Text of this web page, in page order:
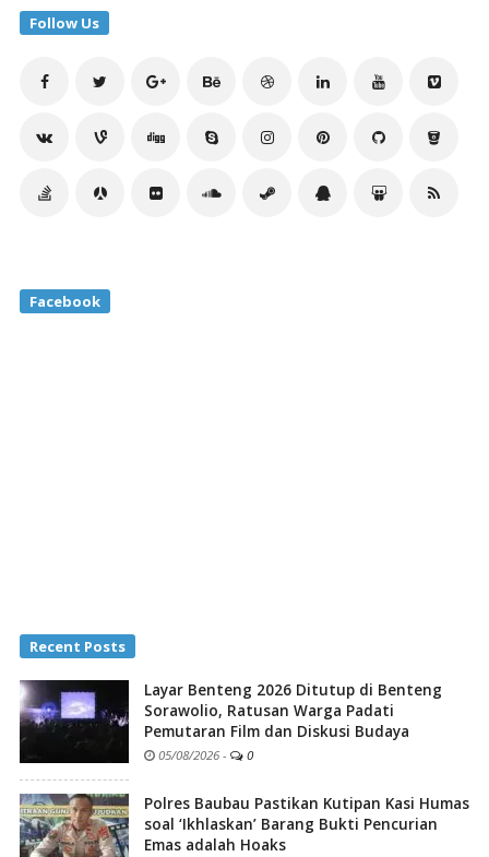
Follow Us
Facebook
Recent Posts
Layar Benteng 2026 Ditutup di Benteng
Sorawolio, Ratusan Warga Padati
Pemutaran Film dan Diskusi Budaya
05/08/2026 - 0
Polres Baubau Pastikan Kutipan Kasi Humas
soal ‘Ikhlaskan’ Barang Bukti Pencurian
Emas adalah Hoaks